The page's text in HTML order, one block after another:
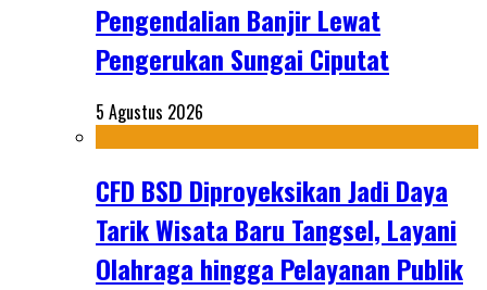
Pengendalian Banjir Lewat
Pengerukan Sungai Ciputat
5 Agustus 2026
CFD BSD Diproyeksikan Jadi Daya
Tarik Wisata Baru Tangsel, Layani
Olahraga hingga Pelayanan Publik